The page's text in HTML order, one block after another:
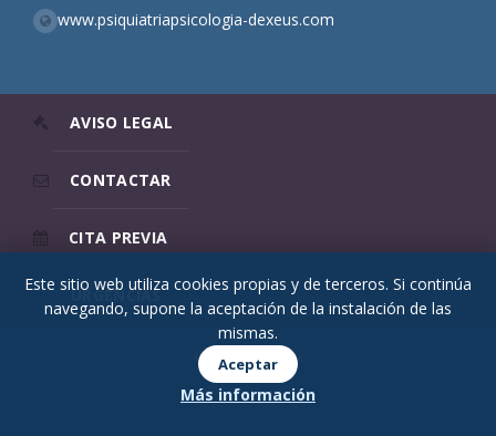
www.psiquiatriapsicologia-dexeus.com
AVISO LEGAL
CONTACTAR
CITA PREVIA
URGENCIAS
© 2026 Psicodex
Este sitio web utiliza cookies propias y de terceros. Si continúa
navegando, supone la aceptación de la instalación de las
mismas.
Aceptar
Más información